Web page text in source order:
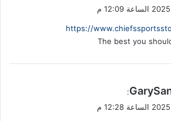
https://
The best you
: